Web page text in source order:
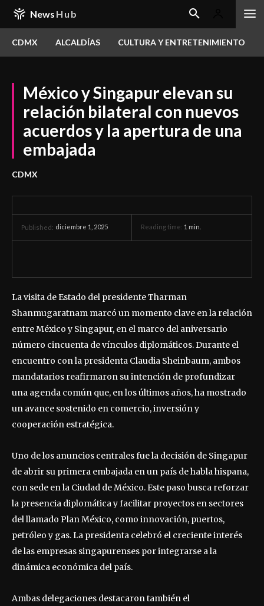
News Hub
CDMX ALCALDÍAS CULTURA Y ENTRETENIMIENTO
México y Singapur elevan su
relación bilateral con nuevos
acuerdos y la apertura de una
embajada
CDMX
Published: diciembre 1, 2025 Reading time: 1 min.
La visita de Estado del presidente Tharman
Shanmugaratnam marcó un momento clave en la relación
entre México y Singapur, en el marco del aniversario
número cincuenta de vínculos diplomáticos. Durante el
encuentro con la presidenta Claudia Sheinbaum, ambos
mandatarios reafirmaron su intención de profundizar
una agenda común que, en los últimos años, ha mostrado
un avance sostenido en comercio, inversión y
cooperación estratégica.
Uno de los anuncios centrales fue la decisión de Singapur
de abrir su primera embajada en un país de habla hispana,
con sede en la Ciudad de México. Este paso busca reforzar
la presencia diplomática y facilitar proyectos en sectores
del llamado Plan México, como innovación, puertos,
petróleo y gas. La presidenta celebró el creciente interés
de las empresas singapurenses por integrarse a la
dinámica económica del país.
Ambas delegaciones destacaron también el